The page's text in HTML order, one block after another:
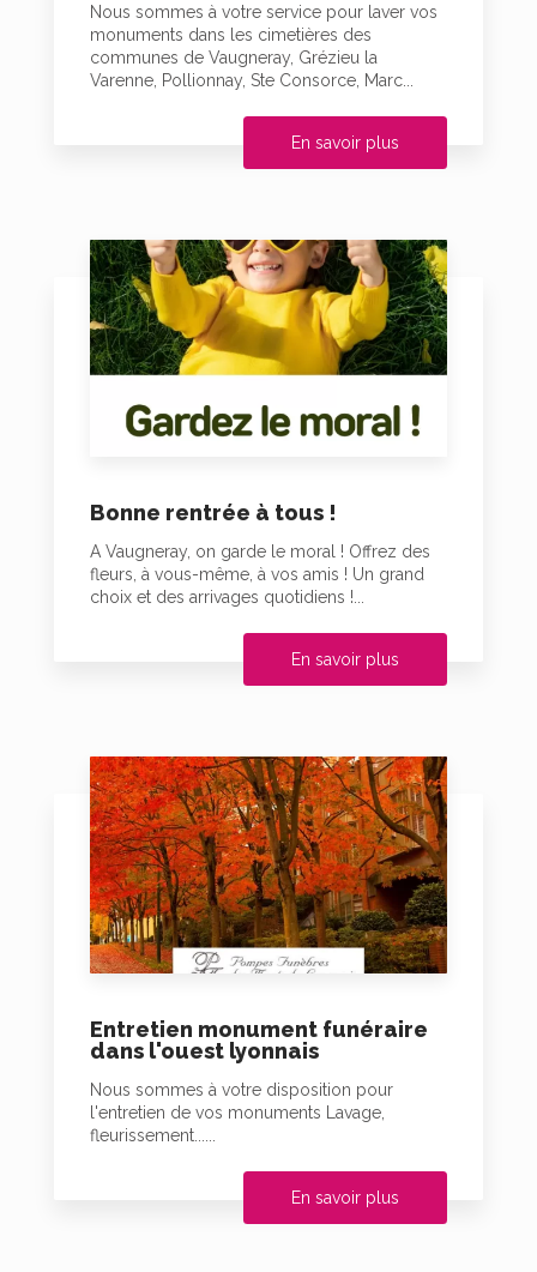
Nous sommes à votre service pour laver vos
monuments dans les cimetières des
communes de Vaugneray, Grézieu la
Varenne, Pollionnay, Ste Consorce, Marc...
En savoir plus
Bonne rentrée à tous !
A Vaugneray, on garde le moral ! Offrez des
fleurs, à vous-même, à vos amis ! Un grand
choix et des arrivages quotidiens !...
En savoir plus
Entretien monument funéraire
dans l'ouest lyonnais
Nous sommes à votre disposition pour
l'entretien de vos monuments Lavage,
fleurissement......
En savoir plus